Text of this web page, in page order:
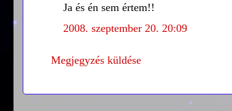
Ja és én sem értem!!
2008. szeptember 20. 20:09
Megjegyzés küldése